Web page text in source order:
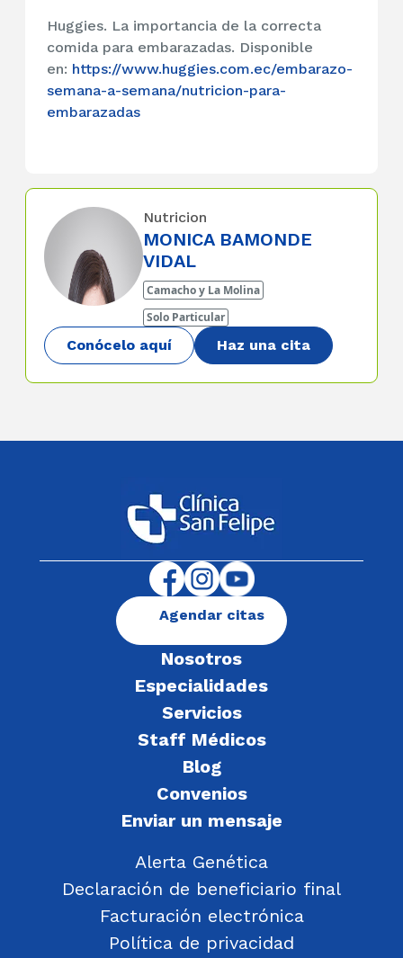
Huggies. La importancia de la correcta
comida para embarazadas. Disponible
en: https://www.huggies.com.ec/embarazo-
semana-a-semana/nutricion-para-
embarazadas
Nutricion
MONICA BAMONDE
VIDAL
Camacho y La Molina
Solo Particular
Conócelo aquí Haz una cita
Nosotros
Especialidades
Servicios
Staff Médicos
Blog
Convenios
Enviar un mensaje
Alerta Genética
Declaración de beneficiario final
Facturación electrónica
Política de privacidad
Agendar citas